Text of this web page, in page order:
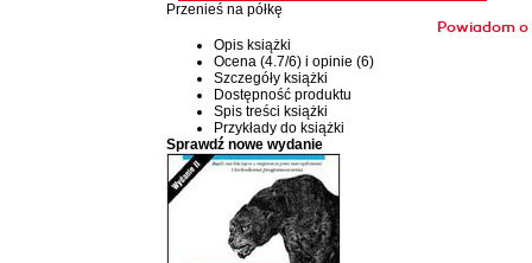
Przenieś na półkę
Powiadom
Opis książki
Ocena (4.7/6) i opinie (6)
Szczegóły książki
Dostępność produktu
Spis treści książki
Przykłady do książki
Sprawdź nowe wydanie